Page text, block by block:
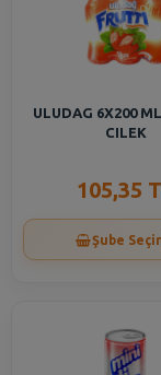
ULUDAG 6X200
CILEK
105,35
Şube